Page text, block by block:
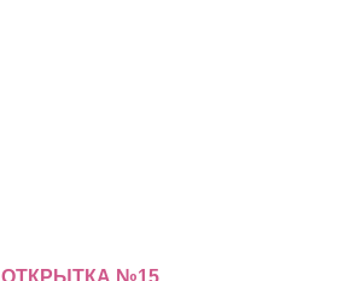
ОТКРЫТКА №15